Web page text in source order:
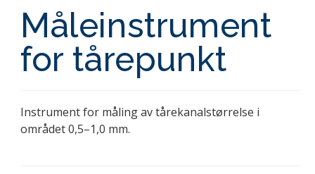
Måleinstrument
for tårepunkt
Instrument for måling av tårekanalstørrelse i
området 0,5–1,0 mm.